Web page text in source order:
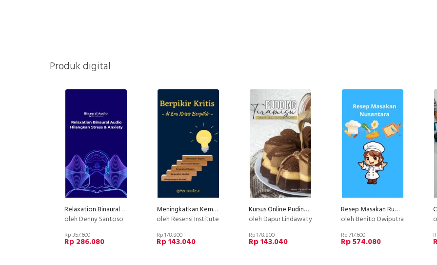
Produk digital
Relaxation Binaural Audio - Hilangkan Stress & Anxiety
oleh Denny Santoso
Rp 357.600
Rp 286.080
Meningkatkan Kemampuan Berpikir Kritis
oleh Resensi Institute
Rp 178.800
Rp 143.040
Kursus Online Puding Tiramisu Dapur Lindawaty PU
oleh Dapur Lindawaty
Rp 178.800
Rp 143.040
Resep Masakan Rumahan Anti Gagal Layak Jualan
oleh Benito Dwiputra
Rp 717.600
Rp 574.080